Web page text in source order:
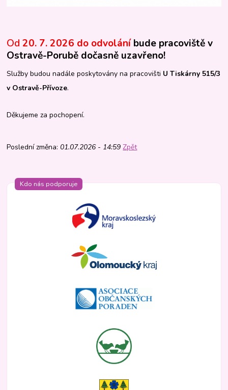
Od20. 7. 2026 do odvoláníbude pracoviště v
Ostravě-Porubě dočasně uzavřeno!
Služby budou nadále poskytovány na pracovišti U Tiskárny 515/3
v Ostravě-Přívoze.
Děkujeme za pochopení.
Poslední změna: 01.07.2026 - 14:59 Zpět
Kdo nás podporuje